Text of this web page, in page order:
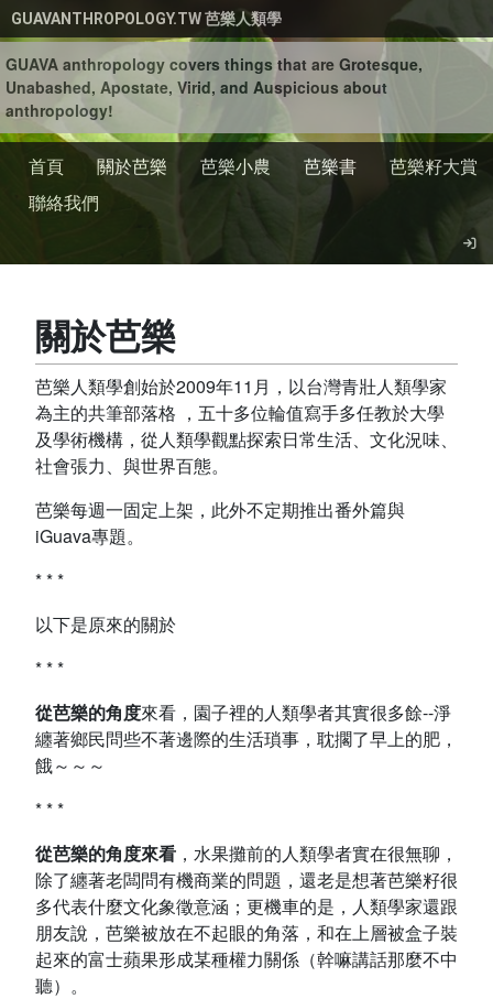
移至主內容
GUAVANTHROPOLOGY.TW 芭樂人類學
GUAVA anthropology covers things that are Grotesque,
Unabashed, Apostate, Virid, and Auspicious about
anthropology!
首頁 關於芭樂 芭樂小農 芭樂書
芭樂籽大賞
聯絡我們
關於芭樂
芭樂人類學創始於2009年11月，以台灣青壯人類學家
為主的共筆部落格 ，五十多位輪值寫手多任教於大學
及學術機構，從人類學觀點探索日常生活、文化況味、
社會張力、與世界百態。
芭樂每週一固定上架，此外不定期推出番外篇與
iGuava專題。
* * *
以下是原來的關於
* * *
從芭樂的角度來看，園子裡的人類學者其實很多餘--淨
纏著鄉民問些不著邊際的生活瑣事，耽擱了早上的肥，
餓～～～
* * *
從芭樂的角度來看 ，水果攤前的人類學者實在很無聊，
除了纏著老闆問有機商業的問題，還老是想著芭樂籽很
多代表什麼文化象徵意涵；更機車的是，人類學家還跟
朋友說，芭樂被放在不起眼的角落，和在上層被盒子裝
起來的富士蘋果形成某種權力關係（幹嘛講話那麼不中
聽）。